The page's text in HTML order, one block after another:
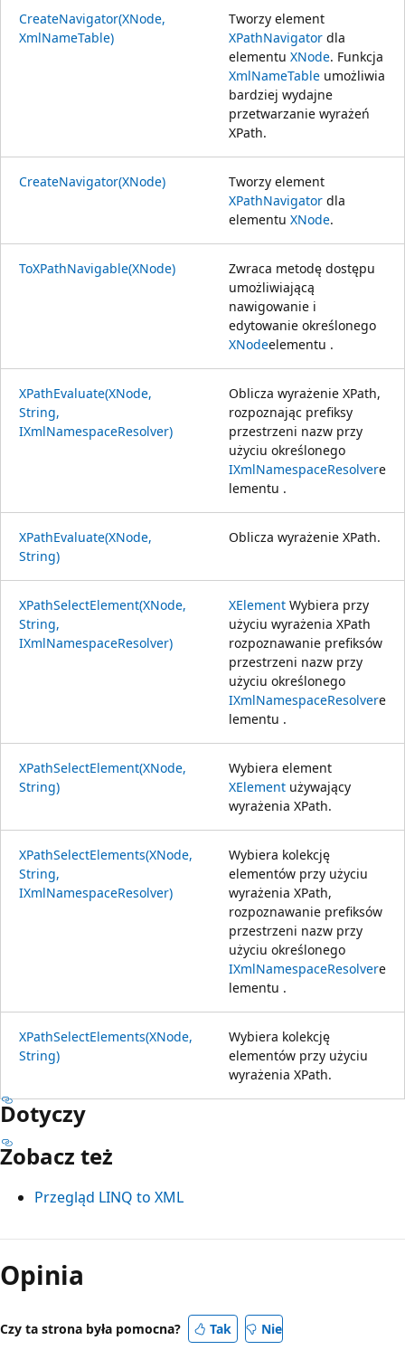
CreateNavigator(XNode,
XmlNameTable)
Tworzy element
XPathNavigator dla
elementu XNode. Funkcja
XmlNameTable umożliwia
bardziej wydajne
przetwarzanie wyrażeń
XPath.
CreateNavigator(XNode)
Tworzy element
XPathNavigator dla
elementu XNode.
ToXPathNavigable(XNode)
Zwraca metodę dostępu
umożliwiającą
nawigowanie i
edytowanie określonego
XNodeelementu .
XPathEvaluate(XNode,
String,
IXmlNamespaceResolver)
Oblicza wyrażenie XPath,
rozpoznając prefiksy
przestrzeni nazw przy
użyciu określonego
IXmlNamespaceResolvere
lementu .
XPathEvaluate(XNode,
String)
Oblicza wyrażenie XPath.
XPathSelectElement(XNode,
String,
IXmlNamespaceResolver)
XElement Wybiera przy
użyciu wyrażenia XPath
rozpoznawanie prefiksów
przestrzeni nazw przy
użyciu określonego
IXmlNamespaceResolvere
lementu .
XPathSelectElement(XNode,
String)
Wybiera element
XElement używający
wyrażenia XPath.
XPathSelectElements(XNode,
String,
IXmlNamespaceResolver)
Wybiera kolekcję
elementów przy użyciu
wyrażenia XPath,
rozpoznawanie prefiksów
przestrzeni nazw przy
użyciu określonego
IXmlNamespaceResolvere
lementu .
XPathSelectElements(XNode,
String)
Wybiera kolekcję
elementów przy użyciu
wyrażenia XPath.
Dotyczy
Zobacz też
Przegląd LINQ to XML
Opinia
Czy ta strona była pomocna? Tak Nie